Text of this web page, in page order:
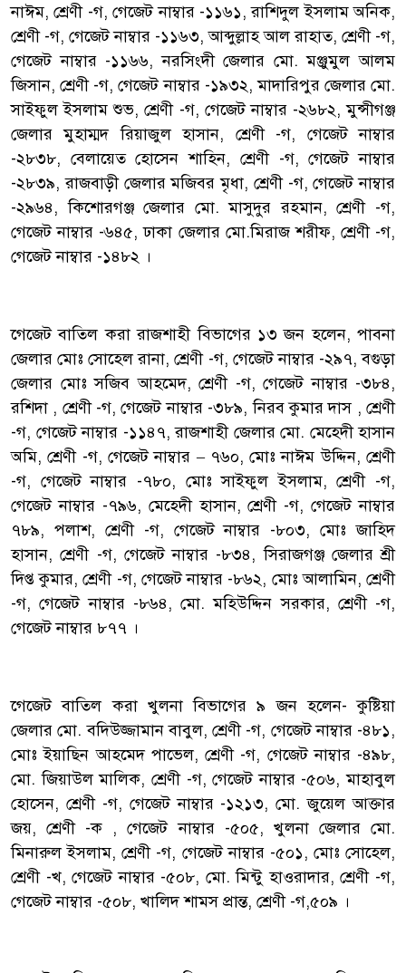
নাঈম, শ্রেণী -গ, গেজেট নাম্বার -১১৬১, রাশিদুল ইসলাম অনিক,
শ্রেণী -গ, গেজেট নাম্বার -১১৬৩, আব্দুল্লাহ আল রাহাত, শ্রেণী -গ,
গেজেট নাম্বার -১১৬৬, নরসিংদী জেলার মো. মঞ্জুমুল আলম
জিসান, শ্রেণী -গ, গেজেট নাম্বার -১৯৩২, মাদারিপুর জেলার মো.
সাইফুল ইসলাম শুভ, শ্রেণী -গ, গেজেট নাম্বার -২৬৮২, মুন্সীগঞ্জ
জেলার মুহাম্মদ রিয়াজুল হাসান, শ্রেণী -গ, গেজেট নাম্বার
-২৮৩৮, বেলায়েত হোসেন শাহিন, শ্রেণী -গ, গেজেট নাম্বার
-২৮৩৯, রাজবাড়ী জেলার মজিবর মৃধা, শ্রেণী -গ, গেজেট নাম্বার
-২৯৬৪, কিশোরগঞ্জ জেলার মো. মাসুদুর রহমান, শ্রেণী -গ,
গেজেট নাম্বার -৬৪৫, ঢাকা জেলার মো.মিরাজ শরীফ, শ্রেণী -গ,
গেজেট নাম্বার -১৪৮২ ।
‎গেজেট বাতিল করা রাজশাহী বিভাগের ১৩ জন হলেন, পাবনা
জেলার মোঃ সোহেল রানা, শ্রেণী -গ, গেজেট নাম্বার -২৯৭, বগুড়া
জেলার মোঃ সজিব আহমেদ, শ্রেণী -গ, গেজেট নাম্বার -৩৮৪,
রশিদা , শ্রেণী -গ, গেজেট নাম্বার -৩৮৯, নিরব কুমার দাস , শ্রেণী
-গ, গেজেট নাম্বার -১১৪৭, রাজশাহী জেলার মো. মেহেদী হাসান
অমি, শ্রেণী -গ, গেজেট নাম্বার – ৭৬০, মোঃ নাঈম উদ্দিন, শ্রেণী
-গ, গেজেট নাম্বার -৭৮০, মোঃ সাইফুল ইসলাম, শ্রেণী -গ,
গেজেট নাম্বার -৭৯৬, মেহেদী হাসান, শ্রেণী -গ, গেজেট নাম্বার
৭৮৯, পলাশ, শ্রেণী -গ, গেজেট নাম্বার -৮০৩, মোঃ জাহিদ
হাসান, শ্রেণী -গ, গেজেট নাম্বার -৮৩৪, সিরাজগঞ্জ জেলার শ্রী
দিপ্ত কুমার, শ্রেণী -গ, গেজেট নাম্বার -৮৬২, মোঃ আলামিন, শ্রেণী
-গ, গেজেট নাম্বার -৮৬৪, মো. মহিউদ্দিন সরকার, শ্রেণী -গ,
গেজেট নাম্বার ৮৭৭ ।
‎গেজেট বাতিল করা খুলনা বিভাগের ৯ জন হলেন- কুষ্টিয়া
জেলার মো. বদিউজ্জামান বাবুল, শ্রেণী -গ, গেজেট নাম্বার -৪৮১,
মোঃ ইয়াছিন আহমেদ পাভেল, শ্রেণী -গ, গেজেট নাম্বার -৪৯৮,
মো. জিয়াউল মালিক, শ্রেণী -গ, গেজেট নাম্বার -৫০৬, মাহাবুল
হোসেন, শ্রেণী -গ, গেজেট নাম্বার -১২১৩, মো. জুয়েল আক্তার
জয়, শ্রেণী -ক , গেজেট নাম্বার -৫০৫, খুলনা জেলার মো.
মিনারুল ইসলাম, শ্রেণী -গ, গেজেট নাম্বার -৫০১, মোঃ সোহেল,
শ্রেণী -খ, গেজেট নাম্বার -৫০৮, মো. মিন্টু হাওরাদার, শ্রেণী -গ,
গেজেট নাম্বার -৫০৮, খালিদ শামস প্রান্ত, শ্রেণী -গ,৫০৯ ।